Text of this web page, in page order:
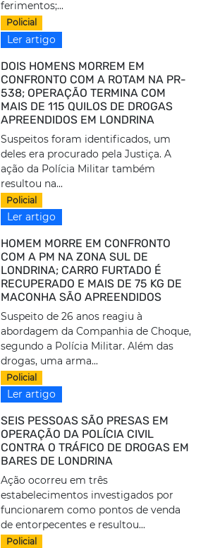
ferimentos;...
Policial
Ler artigo
DOIS HOMENS MORREM EM
CONFRONTO COM A ROTAM NA PR-
538; OPERAÇÃO TERMINA COM
MAIS DE 115 QUILOS DE DROGAS
APREENDIDOS EM LONDRINA
Suspeitos foram identificados, um
deles era procurado pela Justiça. A
ação da Polícia Militar também
resultou na...
Policial
Ler artigo
HOMEM MORRE EM CONFRONTO
COM A PM NA ZONA SUL DE
LONDRINA; CARRO FURTADO É
RECUPERADO E MAIS DE 75 KG DE
MACONHA SÃO APREENDIDOS
Suspeito de 26 anos reagiu à
abordagem da Companhia de Choque,
segundo a Polícia Militar. Além das
drogas, uma arma...
Policial
Ler artigo
SEIS PESSOAS SÃO PRESAS EM
OPERAÇÃO DA POLÍCIA CIVIL
CONTRA O TRÁFICO DE DROGAS EM
BARES DE LONDRINA
Ação ocorreu em três
estabelecimentos investigados por
funcionarem como pontos de venda
de entorpecentes e resultou...
Policial